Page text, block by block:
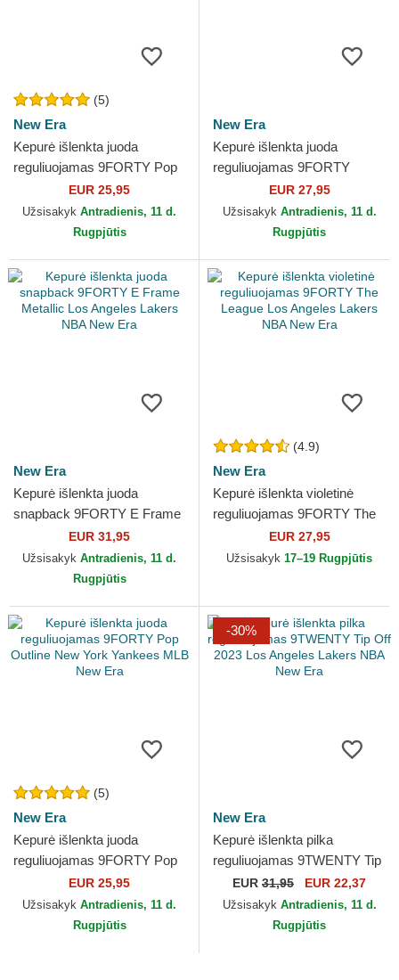
(5)
New Era
Kepurė išlenkta juoda
reguliuojamas 9FORTY Pop
Outline Los Angeles Dodgers
MLB New Era
EUR 25,95
Užsisakyk Antradienis, 11 d.
Rugpjūtis
New Era
Kepurė išlenkta juoda
reguliuojamas 9FORTY
Microfibre Los Angeles
Lakers NBA New Era
EUR 27,95
Užsisakyk Antradienis, 11 d.
Rugpjūtis
New Era
Kepurė išlenkta juoda
snapback 9FORTY E Frame
Metallic Los Angeles Lakers
NBA New Era
EUR 31,95
Užsisakyk Antradienis, 11 d.
Rugpjūtis
(4.9)
New Era
Kepurė išlenkta violetinė
reguliuojamas 9FORTY The
League Los Angeles Lakers
NBA New Era
EUR 27,95
Užsisakyk 17–19 Rugpjūtis
(5)
New Era
Kepurė išlenkta juoda
reguliuojamas 9FORTY Pop
Outline New York Yankees
MLB New Era
EUR 25,95
Užsisakyk Antradienis, 11 d.
Rugpjūtis
-30%
New Era
Kepurė išlenkta pilka
reguliuojamas 9TWENTY Tip
Off 2023 Los Angeles Lakers
NBA New Era
EUR 31,95 EUR 22,37
Užsisakyk Antradienis, 11 d.
Rugpjūtis